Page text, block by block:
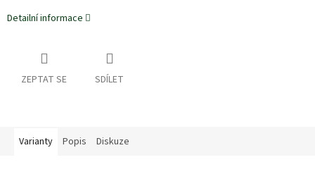
Detailní informace
ZEPTAT SE SDÍLET
Varianty Popis Diskuze